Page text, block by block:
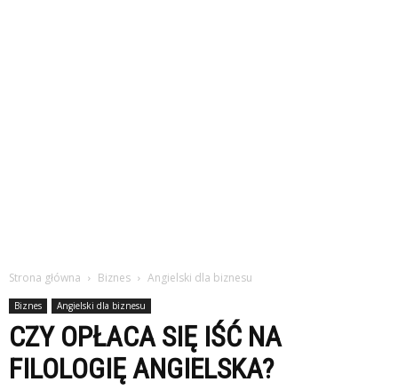
Strona główna Biznes Angielski dla biznesu
Biznes Angielski dla biznesu
CZY OPŁACA SIĘ IŚĆ NA
FILOLOGIĘ ANGIELSKA?